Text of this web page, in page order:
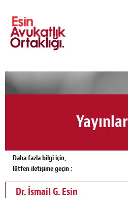
Yayınlar
Daha fazla bilgi için,
lütfen iletişime geçin :
Dr. İsmail G. Esin